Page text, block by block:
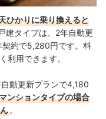
ひかりに乗り換えると
建タイプは、2年自動更
約で5,280円です。料
利用できます。
動更新プランで4,180
ンションタイプの場合
。